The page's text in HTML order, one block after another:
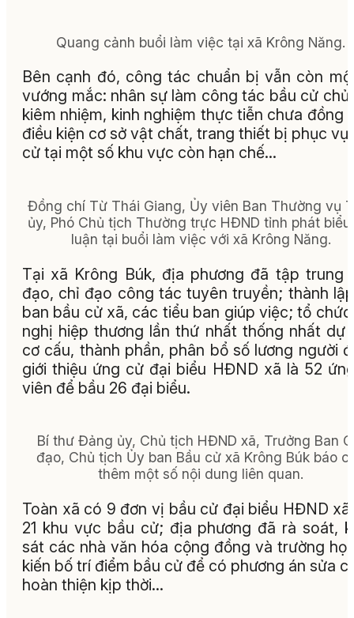
Quang cảnh buổi làm việc tại xã Krông Năng.
Bên cạnh đó, công tác chuẩn bị vẫn còn
vướng mắc: nhân sự làm công tác bầu cử chủ
kiêm nhiệm, kinh nghiệm thực tiễn chưa đồng
điều kiện cơ sở vật chất, trang thiết bị phục vụ
cử tại một số khu vực còn hạn chế…
Đồng chí Từ Thái Giang, Ủy viên Ban Thường vụ
ủy, Phó Chủ tịch Thường trực HĐND tỉnh phát biểu
luận tại buổi làm việc với xã Krông Năng.
Tại xã Krông Búk, địa phương đã tập trung
đạo, chỉ đạo công tác tuyên truyền; thành
ban bầu cử xã, các tiểu ban giúp việc; tổ
nghị hiệp thương lần thứ nhất thống nhất dự
cơ cấu, thành phần, phân bổ số lương người
giới thiệu ứng cử đại biểu HĐND xã là 52
viên để bầu 26 đại biểu.
Bí thư Đảng ủy, Chủ tịch HĐND xã, Trưởng Ban
đạo, Chủ tịch Ủy ban Bầu cử xã Krông Búk báo
thêm một số nội dung liên quan.
Toàn xã có 9 đơn vị bầu cử đại biểu HĐND
21 khu vực bầu cử; địa phương đã rà soát,
sát các nhà văn hóa cộng đồng và trường
kiến bố trí điểm bầu cử để có phương án sửa
hoàn thiện kịp thời…